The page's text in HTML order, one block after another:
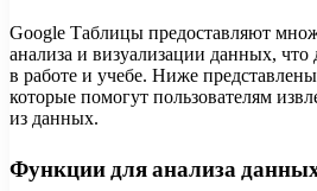
Google Таблицы предоставляют
анализа и визуализации данных,
в работе и учебе. Ниже
которые помогут пользователям
из данных.
Функции для анализа